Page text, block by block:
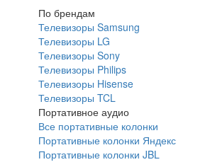
По брендам
Телевизоры Samsung
Телевизоры LG
Телевизоры Sony
Телевизоры Philips
Телевизоры Hisense
Телевизоры TCL
Портативное аудио
Все портативные колонки
Портативные колонки Яндекс
Портативные колонки JBL